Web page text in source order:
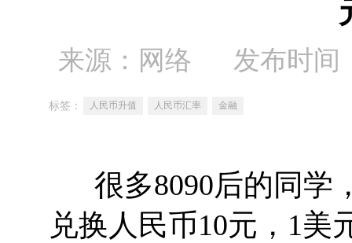
来源：网络 发布时间
标签： 人民币升值 人民币汇率 金融
很多8090后的同学
兑换人民币10元，1美